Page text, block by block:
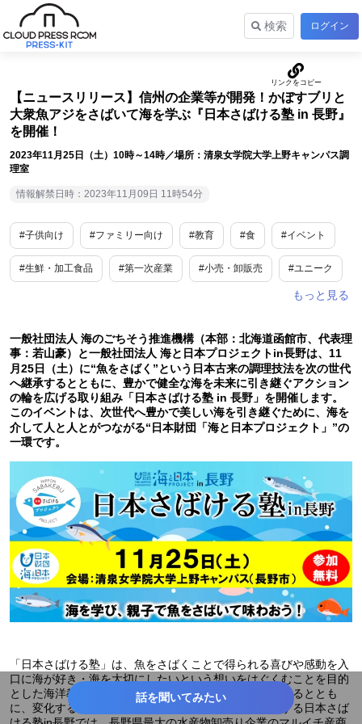
検索 ログイン
【ニュースリリース】信州の企業等が開発！かぼすブリと
大衆魚アジをさばいて海を学ぶ『日本さばける塾 in 長野』
を開催！
2023年11月25日（土）10時～14時／場所：清泉女学院大学上野キャンパス調
理室
情報解禁日時：2023年11月09日 11時54分
#子供向け #ファミリー向け #教育 #食 #イベント
#生鮮・加工食品 #第一次産業 #小売・卸販売 #ユニーク
一般社団法人 海のごちそう推進機構（本部：北海道函館市、代表理
事：若山豪）と一般社団法人 海と日本プロジェクトin長野は、11
月25日（土）に“魚をさばく”という日本古来の調理技法を次の世代
へ継承するとともに、豊かで健全な海を未来に引き継ぐアクション
の輪を広げる取り組み「日本さばける塾 in 長野」を開催します。
このイベントは、次世代へ豊かで美しい海を引き継ぐために、海を
介して人と人とがつながる“日本財団「海と日本プロジェクト」”の
一環です。
「日本さばける塾」は、魚をさばくことで得られる喜びや感動を入
口に海が好き・海を大切にしたいという想いをはぐくむことを目的
とした海洋教育講座です。参加者に魚のさばき方を教えるととも
に、変化する海洋環境の今を伝えます。長野市で開催する日本さば
話を聞いてみたい